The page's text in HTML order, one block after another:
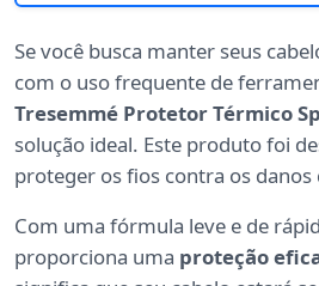
Se você busca manter seus
com o uso frequente de
Tresemmé Protetor Térmico
solução ideal. Este produto foi
proteger os fios contra os danos
Com uma fórmula leve e de
proporciona uma proteção